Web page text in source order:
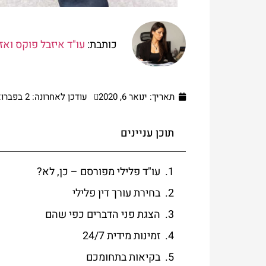
כותבת: עו"ד איזבל פוקס
תאריך: ינואר 6, 2020 עודכן לאחרונה: 2 בפברואר 2021
תוכן עניינים
עו"ד פלילי מפורסם – כן, לא?
בחירת עורך דין פלילי
הצגת פני הדברים כפי שהם
זמינות מידית 24/7
בקיאות בתחומכם